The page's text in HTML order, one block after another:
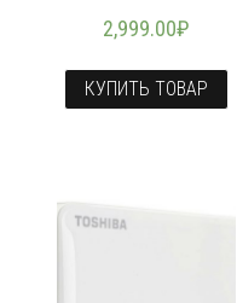
2,999.00₽
КУПИТЬ ТОВАР